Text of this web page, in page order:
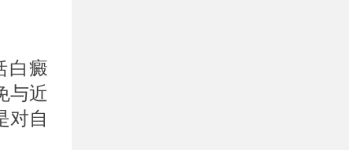
白癜
与近
对自